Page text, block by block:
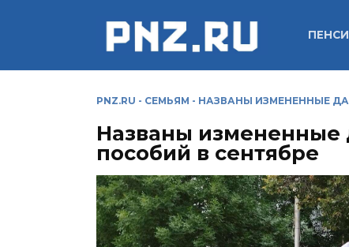
PNZ.RU - СЕМЬЯМ - НАЗВАНЫ ИЗМЕНЕННЫЕ
Названы измененные
пособий в сентябре